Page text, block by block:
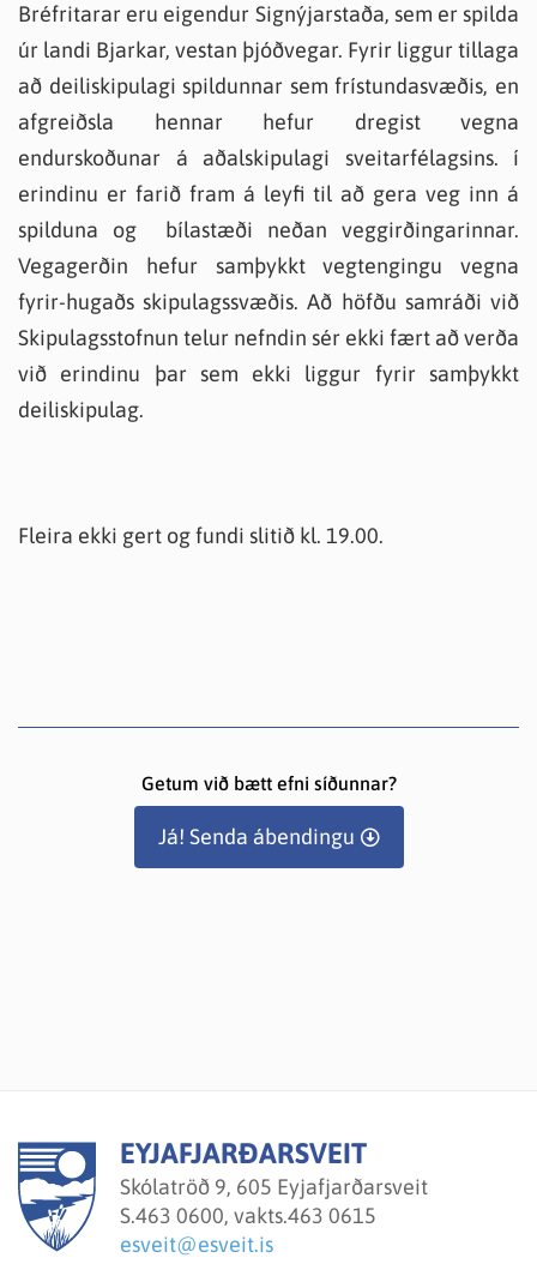
Bréfritarar eru eigendur Signýjarstaða, sem er spilda
úr landi Bjarkar, vestan þjóðvegar. Fyrir liggur tillaga
að deiliskipulagi spildunnar sem frístundasvæðis, en
afgreiðsla hennar hefur dregist vegna
endurskoðunar á aðalskipulagi sveitarfélagsins. í
erindinu er farið fram á leyfi til að gera veg inn á
spilduna og bílastæði neðan veggirðingarinnar.
Vegagerðin hefur samþykkt vegtengingu vegna
fyrir-hugaðs skipulagssvæðis. Að höfðu samráði við
Skipulagsstofnun telur nefndin sér ekki fært að verða
við erindinu þar sem ekki liggur fyrir samþykkt
deiliskipulag.
Fleira ekki gert og fundi slitið kl. 19.00.
Getum við bætt efni síðunnar?
Já! Senda ábendingu
EYJAFJARÐARSVEIT
Skólatröð 9, 605 Eyjafjarðarsveit
S.463 0600, vakts.463 0615
esveit@esveit.is